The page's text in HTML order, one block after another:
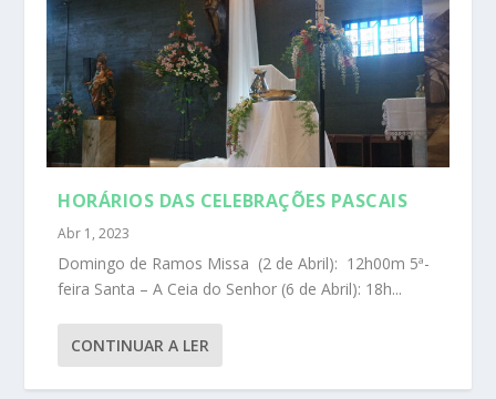
HORÁRIOS DAS CELEBRAÇÕES PASCAIS
Abr 1, 2023
Domingo de Ramos Missa (2 de Abril): 12h00m 5ª-
feira Santa – A Ceia do Senhor (6 de Abril): 18h...
CONTINUAR A LER